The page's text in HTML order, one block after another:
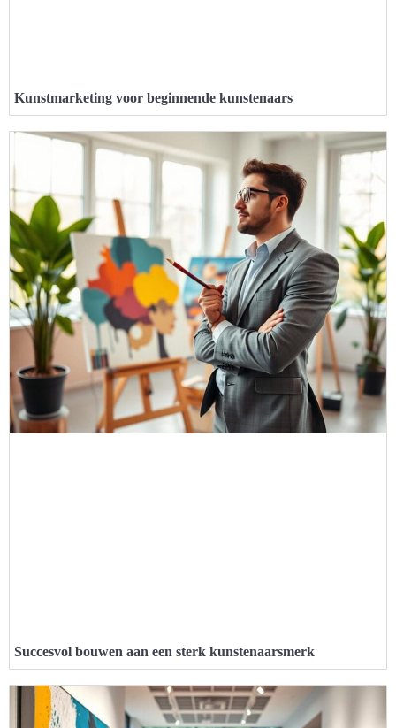
Kunstmarketing voor beginnende kunstenaars
Succesvol bouwen aan een sterk kunstenaarsmerk